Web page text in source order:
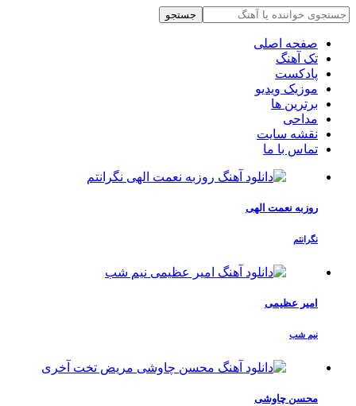
جستجو
صفحه اصلی
تک آهنگ
پادکست
موزیک ویدیو
برترین ها
مداحی
نقشه سایت
تماس با ما
روزبه نعمت الهی
نگرانتم
امیر عظیمی
نیم شب
محسن چاوشی